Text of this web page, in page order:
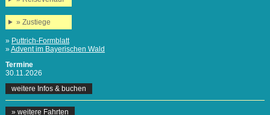
» Zustiege
» Puttrich-Formblatt
»Advent im Bayerischen Wald
Termine
30.11.2026
weitere Infos & buchen
» weitere Fahrten